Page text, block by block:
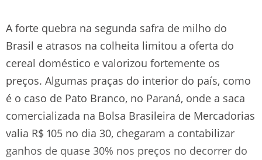
A forte quebra na segunda safra de milho do
Brasil e atrasos na colheita limitou a oferta do
cereal doméstico e valorizou fortemente os
preços. Algumas praças do interior do país, como
é o caso de Pato Branco, no Paraná, onde a saca
comercializada na Bolsa Brasileira de Mercadorias
valia R$ 105 no dia 30, chegaram a contabilizar
ganhos de quase 30% nos preços no decorrer do